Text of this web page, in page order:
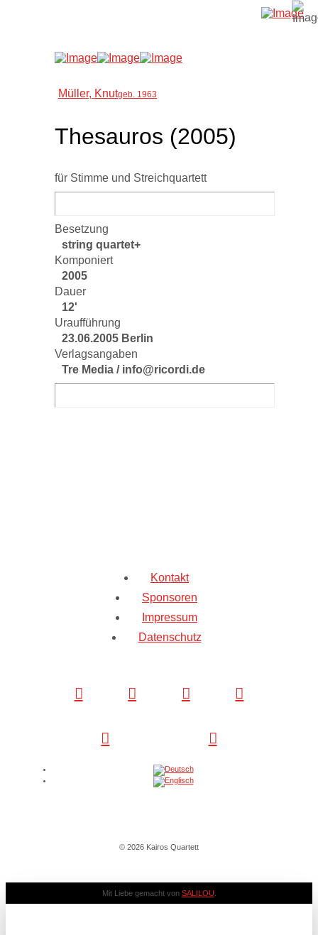
Müller, Knutgeb. 1963
Thesauros (2005)
für Stimme und Streichquartett
Besetzung
string quartet+
Komponiert
2005
Dauer
12'
Uraufführung
23.06.2005 Berlin
Verlagsangaben
Tre Media / info@ricordi.de
Kontakt
Sponsoren
Impressum
Datenschutz
© 2026 Kairos Quartett
Mit Liebe gemacht von SALILOU